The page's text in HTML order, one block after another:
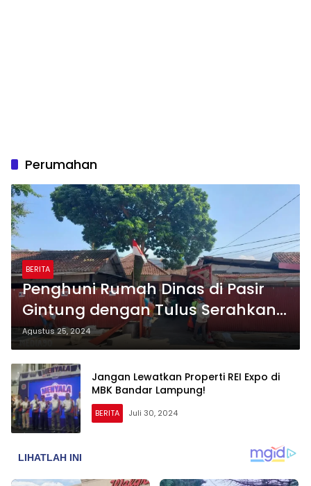
Perumahan
BERITA
Penghuni Rumah Dinas di Pasir
Gintung dengan Tulus Serahkan
Aset Negara kepada KAI
Tanjungkarang
Agustus 25, 2024
Jangan Lewatkan Properti REI Expo di
MBK Bandar Lampung!
BERITA Juli 30, 2024